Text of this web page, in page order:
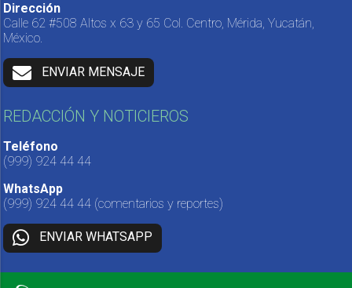
Dirección
Calle 62 #508 Altos x 63 y 65 Col. Centro, Mérida, Yucatán,
México.
ENVIAR MENSAJE
REDACCIÓN Y NOTICIEROS
Teléfono
(999) 924 44 44
WhatsApp
(999) 924 44 44 (comentarios y reportes)
ENVIAR WHATSAPP